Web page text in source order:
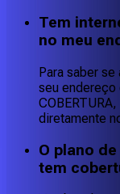
Tem
no meu
Para saber
seu endereço
diretamente
O plano
tem